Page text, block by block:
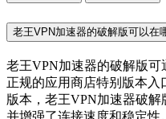
老王VPN加速器的破解版可以在
老王VPN加速器的破解版
正规的应用商店特别版本
版本，老王VPN加速器破解